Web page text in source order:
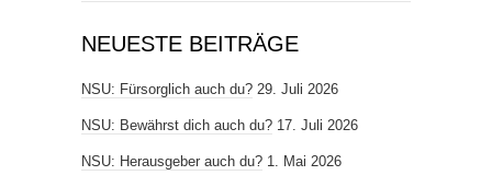
NEUESTE BEITRÄGE
NSU: Fürsorglich auch du? 29. Juli 2026
NSU: Bewährst dich auch du? 17. Juli 2026
NSU: Herausgeber auch du? 1. Mai 2026